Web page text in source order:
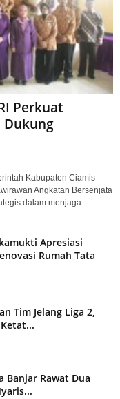
Perkuat
Dukung
Kabupaten Ciamis
Angkatan Bersenjata
dalam menjaga
Apresiasi
Rumah Tata
Tim Jelang Liga 2,
Banjar Rawat Dua